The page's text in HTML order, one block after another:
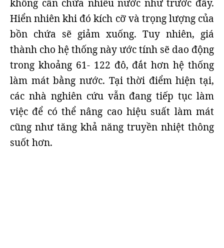
không cần chứa nhiều nước như trước đây.
Hiển nhiên khi đó kích cỡ và trọng lượng của
bồn chứa sẽ giảm xuống. Tuy nhiên, giá
thành cho hệ thống này ước tính sẽ dao động
trong khoảng 61- 122 đô, đắt hơn hệ thống
làm mát bằng nước. Tại thời điểm hiện tại,
các nhà nghiên cứu vẫn đang tiếp tục làm
việc để có thể nâng cao hiệu suất làm mát
cũng như tăng khả năng truyền nhiệt thông
suốt hơn.